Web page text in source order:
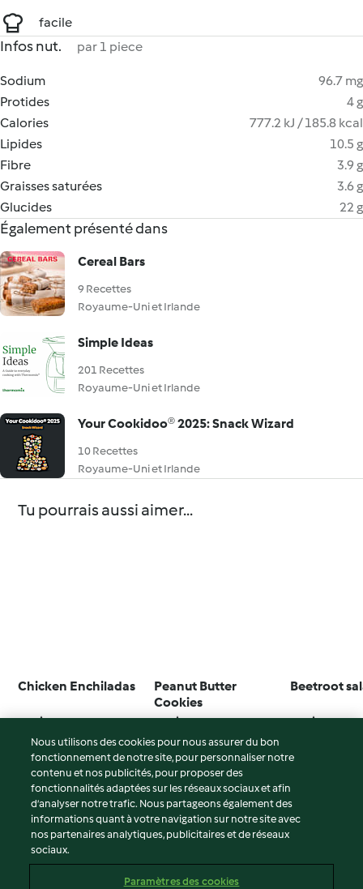
facile
Infos nut. par 1 piece
Sodium
96.7 mg
Protides
4 g
Calories
777.2 kJ / 185.8 kcal
Lipides
10.5 g
Fibre
3.9 g
Graisses saturées
3.6 g
Glucides
22 g
Également présenté dans
Cereal Bars
9 Recettes
Royaume-Uni et Irlande
Simple Ideas
201 Recettes
Royaume-Uni et Irlande
Your Cookidoo® 2025: Snack Wizard
10 Recettes
Royaume-Uni et Irlande
Tu pourrais aussi aimer...
Chicken Enchiladas
4.4 (486)
Peanut Butter
Cookies
4.6 (142)
Beetroot
4.7 (272)
© Copyright 2026
Conditions d'utilisation
Politique de confidentialité
Nous utilisons des cookies pour nous assurer du bon
fonctionnement de notre site, pour personnaliser notre
contenu et nos publicités, pour proposer des
fonctionnalités adaptées sur les réseaux sociaux et afin
d’analyser notre trafic. Nous partageons également des
informations quant à votre navigation sur notre site avec
nos partenaires analytiques, publicitaires et de réseaux
sociaux.
Paramètres des cookies